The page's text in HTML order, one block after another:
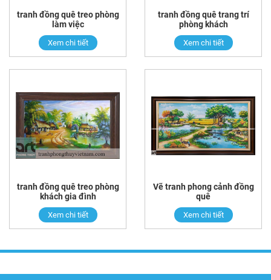
tranh đồng quê treo phòng
làm việc
Xem chi tiết
tranh đồng quê trang trí
phòng khách
Xem chi tiết
tranh đồng quê treo phòng
khách gia đình
Xem chi tiết
Vẽ tranh phong cảnh đồng
quê
Xem chi tiết